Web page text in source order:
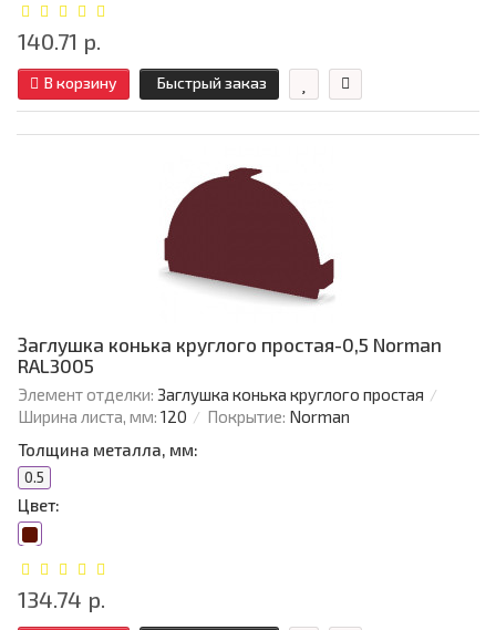
140.71 р.
В корзину Быстрый заказ
Заглушка конька круглого простая-0,5 Norman
RAL3005
Элемент отделки: Заглушка конька круглого простая
Ширина листа, мм: 120 Покрытие: Norman
Толщина металла, мм:
0.5
Цвет:
134.74 р.